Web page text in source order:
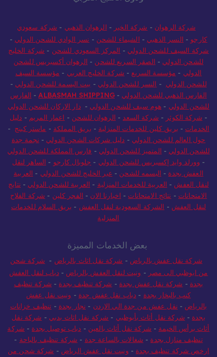
شركة الرهوان - شركة الخير - الرهوان الذهبي - شركة سعودي
كارجو - النسر الذهبي - الشيماء للشحن - نسر الوادي للشحن الدولي -
شركة السيف للشحن الدولي - المركز السعودي للشحن - شركة الخليج
للشحن الدولي - الصقر السريع للشحن - الرهوان أكسبريس للشحن
الدولي - مؤسسة السريع - شركة الخليج العربي - مؤسسة السيف
للشحن الدولي - النسر للشحن الدولي - بيت البسمة للشحن الدولي -
الفارس الذهبي للشحن الدولي -
ALBASMAH SHIPPING
- الفارس
للشحن الدولي - هوم سيف للشحن الدولي -دار الاركان للشحن الدولي
- شركة الكوثر - شركة السعد - الرهوان للشحن - اعمار المريم - دليل
الخدمات - بريق كلين للخدمات المنزلية - بريق المملكة - ماستر كينج -
حول العالم للشحن الدولي - دليل شركات الشحن الدولي - نجمة جدة
للشحن الدولي - المتميز للشحن الدولي - فارس المملكة للشحن الدولي
- وورلد وايد إكسبريس للشحن الدولي - جلوبال كارجو - الساهر لنقل
العفش بجدة - البسمه للشحن - عبر الخليج للشحن الدولي - العربية
لنقل العفش - العربية للخدمات المنزلية - العربية للشحن الدولي - نتايج
الامتحانات - نتائج الامتحانات - اخبارنا الان - الفجر كلين - شركة الفلاح
لنقل العفش - الشركة السعودية لنقل العفش - بريق السلام للخدمات
المنزلية
بعض الخدمات المميزة
شركة نقل عفش بالرياض - شركة نقل اثاث بالرياض - شركة شحن
من ابوظبي الى مصر - ونيت لنقل العفش بالرياض -دباب لنقل العفش
بجدة - شركة نقل عفش بجدة - شركة تنظيف بجدة - شركة تنظيف
كنب بالبخار بجدة - دباب نقل عفش جدة - ونيت نقل عفش
بالرياض - نقل عفش من جدة الي الاردن - نجار بجدة - تنظيف خزانات
بجدة - شركة نقل أثاث بأبوظبي - شركة نقل اثاث بدبي - شركة نقل
أثاث برأس الخيمة - شركة نقل أثاث بالعين - دباب توصيل بجدة - شركة
تنظيف منازل بجدة - شغالات بالساعة جدة - شركة تنظيف بالباحة -
ارخص شركة تنظيف بجدة - ونيت نقل عفش الرياض - شركة شحن من